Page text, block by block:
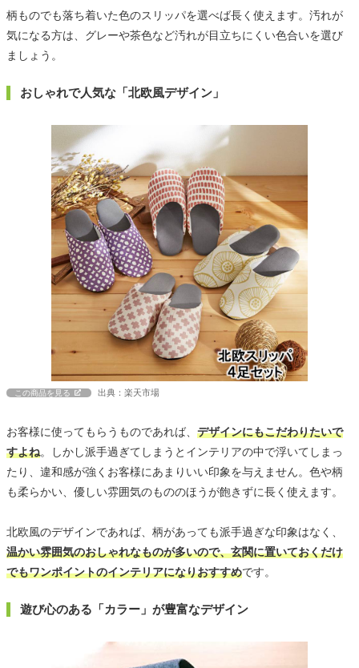
柄ものでも落ち着いた色のスリッパを選べば長く使えます。汚れが
気になる方は、グレーや茶色など汚れが目立ちにくい色合いを選び
ましょう。
おしゃれで人気な「北欧風デザイン」
この商品を見る 出典：楽天市場
お客様に使ってもらうものであれば、 デザインにもこだわりたいで
すよね。しかし派手過ぎてしまうとインテリアの中で浮いてしまっ
たり、違和感が強くお客様にあまりいい印象を与えません。色や柄
も柔らかい、優しい雰囲気のもののほうが飽きずに長く使えます。
北欧風のデザインであれば、柄があっても派手過ぎな印象はなく、
温かい雰囲気のおしゃれなものが多いので、玄関に置いておくだけ
でもワンポイントのインテリアになりおすすめです。
遊び心のある「カラー」が豊富なデザイン